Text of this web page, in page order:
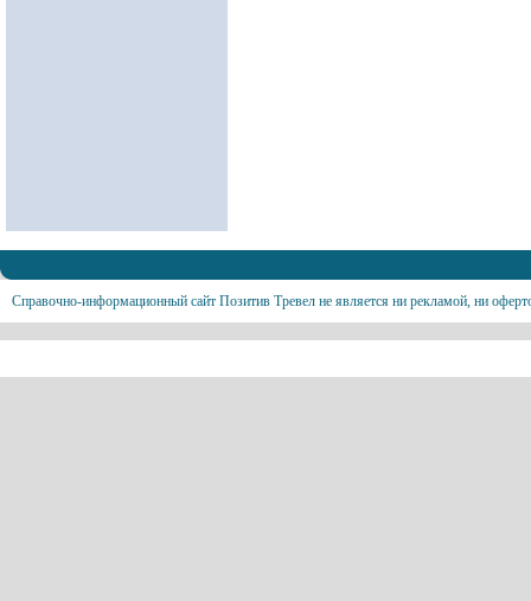
Справочно-информационный сайт Позитив Тревел не является ни рекламой, ни